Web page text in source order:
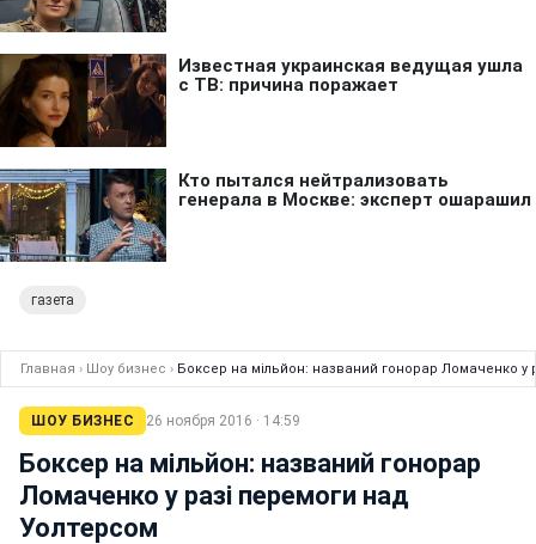
газета
Главная › Шоу бизнес › Боксер на мільйон: названий гонорар Ломаченко у
ШОУ БИЗНЕС 26 ноября 2016 · 14:59
Боксер на мільйон: названий гонорар
Ломаченко у разі перемоги над
Уолтерсом